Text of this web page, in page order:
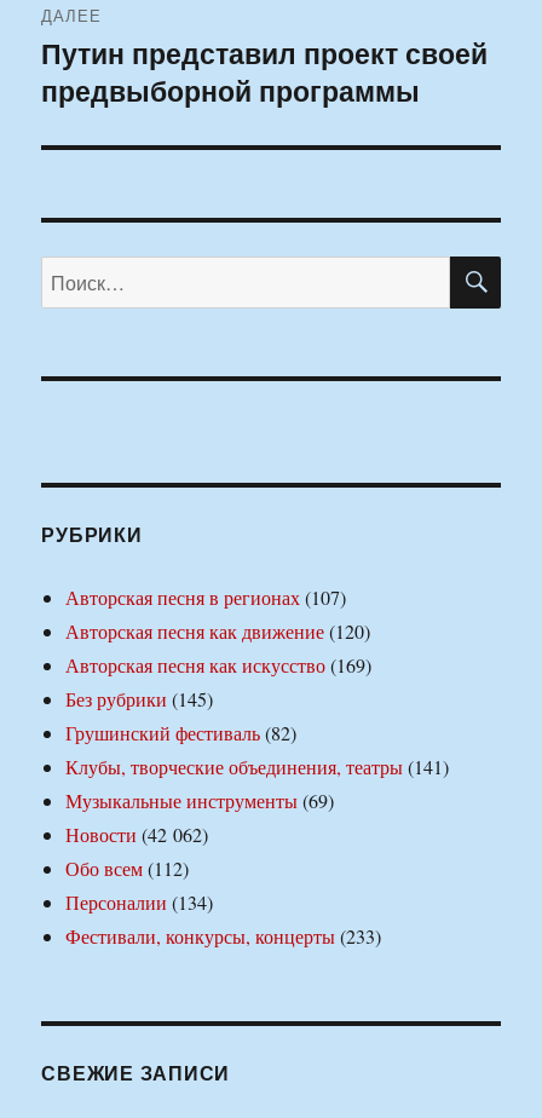
ДАЛЕЕ
Следующая
запись:
Путин представил проект своей
предвыборной программы
Искать:
РУБРИКИ
Авторская песня в регионах(107)
Авторская песня как движение(120)
Авторская песня как искусство(169)
Без рубрики (145)
Грушинский фестиваль(82)
Клубы, творческие объединения, театры(141)
Музыкальные инструменты(69)
Новости (42 062)
Обо всем(112)
Персоналии (134)
Фестивали, конкурсы, концерты(233)
СВЕЖИЕ ЗАПИСИ